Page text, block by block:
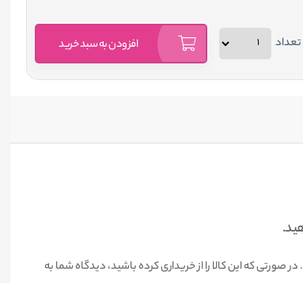
تعداد افزودن به سبد خرید
صورتی که این کالا را از خریداری کرده باشید، دیدگاه شما به